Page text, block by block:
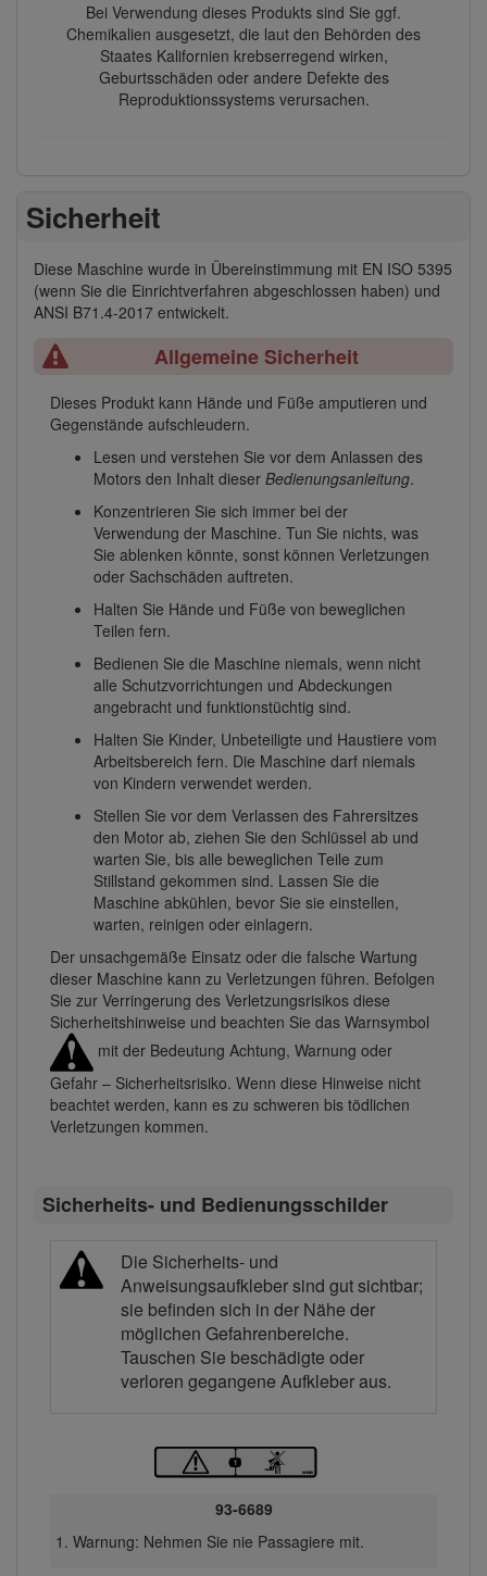
Bei Verwendung dieses Produkts sind Sie ggf.
Chemikalien ausgesetzt, die laut den Behörden des
Staates Kalifornien krebserregend wirken,
Geburtsschäden oder andere Defekte des
Reproduktionssystems verursachen.
Sicherheit
Diese Maschine wurde in Übereinstimmung mit EN ISO 5395
(wenn Sie die Einrichtverfahren abgeschlossen haben) und
ANSI B71.4-2017 entwickelt.
Allgemeine Sicherheit
Dieses Produkt kann Hände und Füße amputieren und
Gegenstände aufschleudern.
Lesen und verstehen Sie vor dem Anlassen des
Motors den Inhalt dieser Bedienungsanleitung.
Konzentrieren Sie sich immer bei der
Verwendung der Maschine. Tun Sie nichts, was
Sie ablenken könnte, sonst können Verletzungen
oder Sachschäden auftreten.
Halten Sie Hände und Füße von beweglichen
Teilen fern.
Bedienen Sie die Maschine niemals, wenn nicht
alle Schutzvorrichtungen und Abdeckungen
angebracht und funktionstüchtig sind.
Halten Sie Kinder, Unbeteiligte und Haustiere vom
Arbeitsbereich fern. Die Maschine darf niemals
von Kindern verwendet werden.
Stellen Sie vor dem Verlassen des Fahrersitzes
den Motor ab, ziehen Sie den Schlüssel ab und
warten Sie, bis alle beweglichen Teile zum
Stillstand gekommen sind. Lassen Sie die
Maschine abkühlen, bevor Sie sie einstellen,
warten, reinigen oder einlagern.
Der unsachgemäße Einsatz oder die falsche Wartung
dieser Maschine kann zu Verletzungen führen. Befolgen
Sie zur Verringerung des Verletzungsrisikos diese
Sicherheitshinweise und beachten Sie das Warnsymbol
mit der Bedeutung Achtung, Warnung oder
Gefahr – Sicherheitsrisiko. Wenn diese Hinweise nicht
beachtet werden, kann es zu schweren bis tödlichen
Verletzungen kommen.
Sicherheits- und Bedienungsschilder
Die Sicherheits- und
Anweisungsaufkleber sind gut sichtbar;
sie befinden sich in der Nähe der
möglichen Gefahrenbereiche.
Tauschen Sie beschädigte oder
verloren gegangene Aufkleber aus.
93-6689
Warnung: Nehmen Sie nie Passagiere mit.